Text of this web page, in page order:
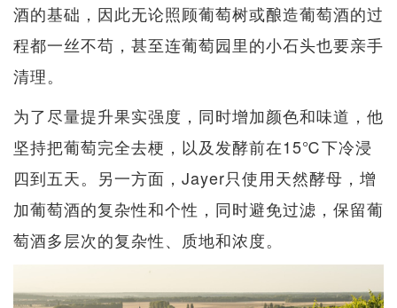
酒的基础，因此无论照顾葡萄树或酿造葡萄酒的过
程都一丝不苟，甚至连葡萄园里的小石头也要亲手
清理。
为了尽量提升果实强度，同时增加颜色和味道，他
坚持把葡萄完全去梗，以及发酵前在15℃下冷浸
四到五天。另一方面，Jayer只使用天然酵母，增
加葡萄酒的复杂性和个性，同时避免过滤，保留葡
萄酒多层次的复杂性、质地和浓度。